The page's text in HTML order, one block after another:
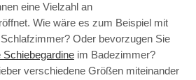
eine Vielzahl an
Wie wäre es zum Beispiel mit
Oder bevorzugen Sie
Schiebegardine im Badezimmer?
verschiedene Größen miteinander